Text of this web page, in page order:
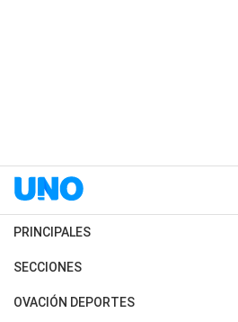
PRINCIPALES
Últimas Noticias
Política
SECCIONES
Horóscopo
OVACIÓN DEPORTES